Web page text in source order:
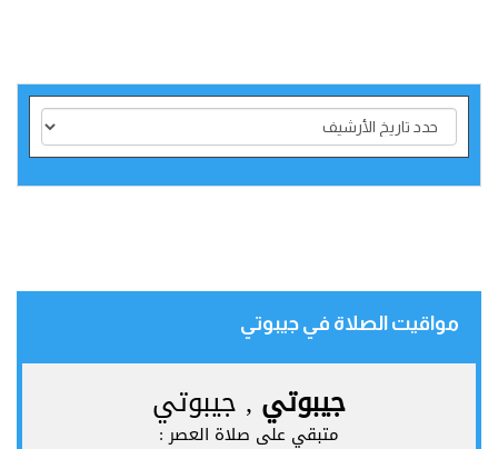
مواقيت الصلاة في جيبوتي‎